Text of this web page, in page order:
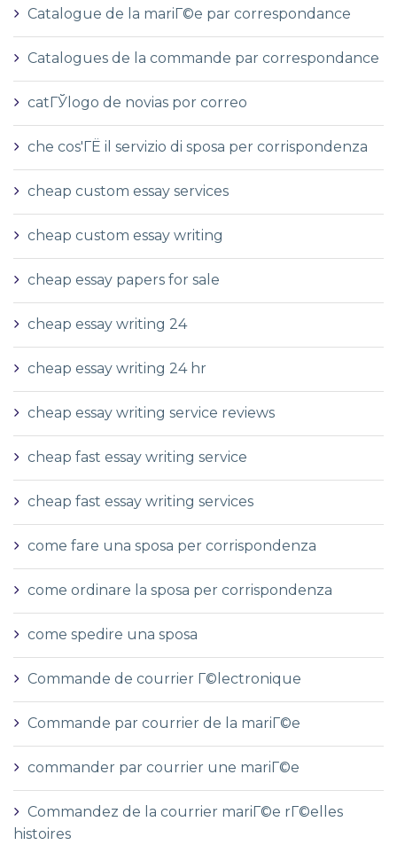
Catalogue de la mariГ©e par correspondance
Catalogues de la commande par correspondance
catГЎlogo de novias por correo
che cos'ГЁ il servizio di sposa per corrispondenza
cheap custom essay services
cheap custom essay writing
cheap essay papers for sale
cheap essay writing 24
cheap essay writing 24 hr
cheap essay writing service reviews
cheap fast essay writing service
cheap fast essay writing services
come fare una sposa per corrispondenza
come ordinare la sposa per corrispondenza
come spedire una sposa
Commande de courrier Г©lectronique
Commande par courrier de la mariГ©e
commander par courrier une mariГ©e
Commandez de la courrier mariГ©e rГ©elles
histoires